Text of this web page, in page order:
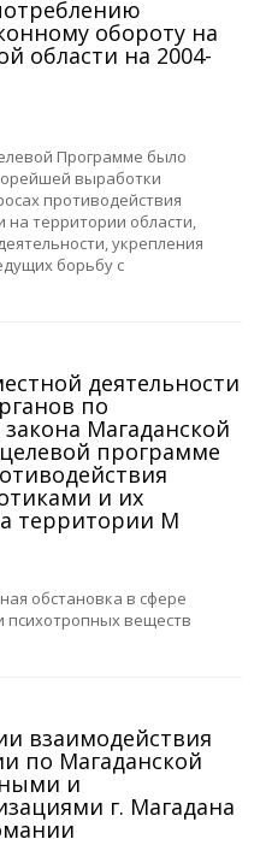
обороту на
области на 2004-
Программе было
выработки
противодействия
на территории области,
укрепления
борьбу с
деятельности
по
Магаданской
программе
и их
территории М
обстановка в сфере
психотропных веществ
взаимодействия
по Магаданской
и
г. Магадана